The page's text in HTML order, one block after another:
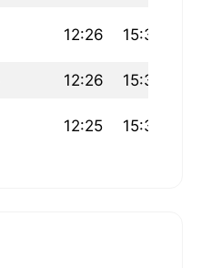
12:26 15:30
12:26 15:30
12:25 15:30